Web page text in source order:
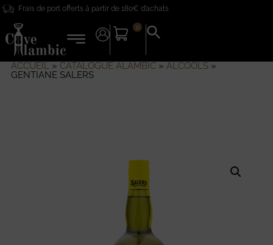
Frais de port offerts à partir de 180€ d’achats
0
Search
for:
ACCUEIL» CATALOGUE ALAMBIC» ALCOOLS»
GENTIANE SALERS